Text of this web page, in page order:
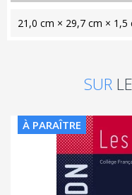
21,0 cm × 29,7 cm × 1,5
SUR
À PARAÎTRE